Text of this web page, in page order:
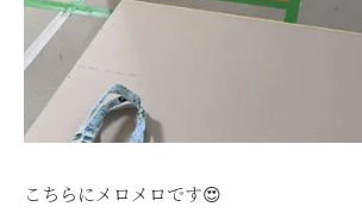
こちらにメロメロです😍